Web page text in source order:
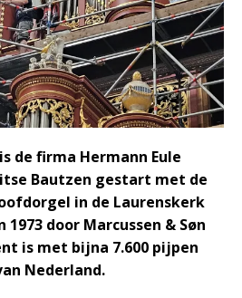
de firma Hermann Eule
Bautzen gestart met de
in de Laurenskerk
door Marcussen & Søn
is met bijna 7.600 pijpen
Nederland.